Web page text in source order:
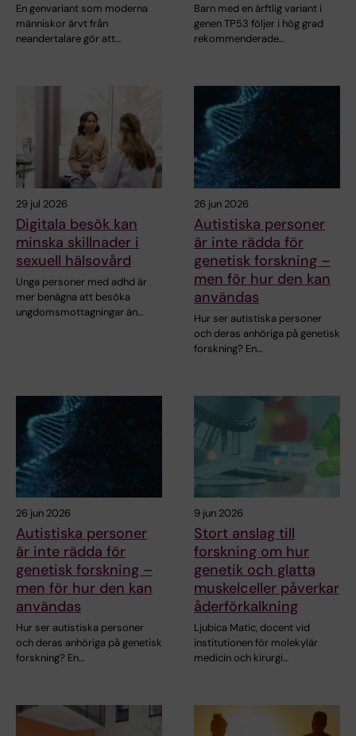
En genvariant som moderna
människor ärvt från
neandertalare gör att…
Barn med en ärftlig variant i
genen TP53 följer i hög grad
rekommenderade…
29 jul 2026
Digitala besök kan
minska skillnader i
sexuell hälsovård
Unga personer med adhd är
mer benägna att besöka
ungdomsmottagningar än…
26 jun 2026
Autistiska personer
är inte rädda för
genetisk forskning –
men för hur den kan
användas
Hur ser autistiska personer
och deras anhöriga på genetisk
forskning? En…
26 jun 2026
Autistiska personer
är inte rädda för
genetisk forskning –
men för hur den kan
användas
Hur ser autistiska personer
och deras anhöriga på genetisk
forskning? En…
9 jun 2026
Stort anslag till
forskning om hur
genetik och glatta
muskelceller påverkar
åderförkalkning
Ljubica Matic, docent vid
institutionen för molekylär
medicin och kirurgi…